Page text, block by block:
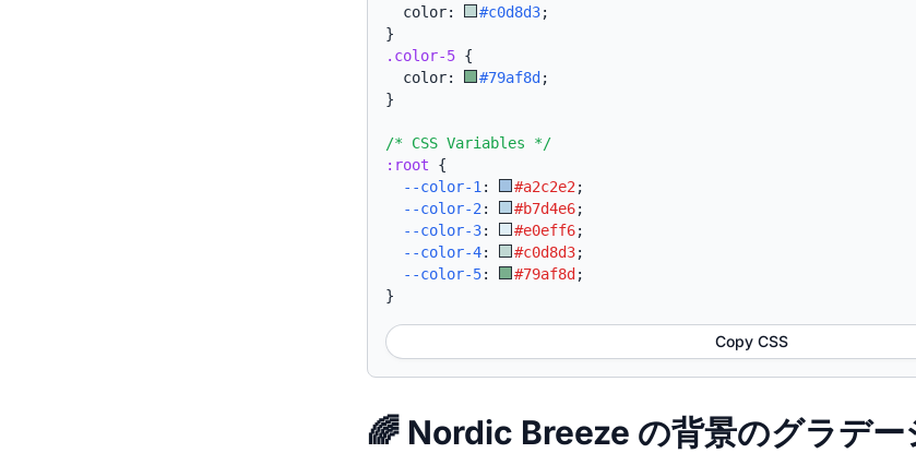
  color:
#c0d8d3;
}
.color-5 {
  color:
#79af8d ;
}
/* CSS Variables */
:root {
--color-1 : #a2c2e2 ;
--color-2 : #b7d4e6;
--color-3: #e0eff6;
--color-4: #c0d8d3;
--color-5: #79af8d ;
}
Copy CSS
🌈 Nordic Breeze の背景のグラデー